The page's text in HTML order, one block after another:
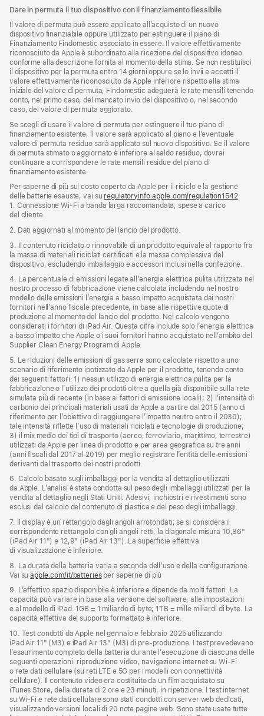
Dare in permuta il tuo dispositivo con il finanziamento flessibile
Il valore di permuta può essere applicato all’acquisto di un nuovo
dispositivo finanziabile oppure utilizzato per estinguere il piano di
Finanziamento Findomestic associato in essere. Il valore effettivamente
riconosciuto da Apple è subordinato alla ricezione del dispositivo idoneo
conforme alla descrizione fornita al momento della stima. Se non restituisci
il dispositivo per la permuta entro 14 giorni oppure se lo invii e accetti il
valore effettivamente riconosciuto da Apple inferiore rispetto alla stima
iniziale del valore di permuta, Findomestic adeguerà le rate mensili tenendo
conto, nel primo caso, del mancato invio del dispositivo o, nel secondo
caso, del valore di permuta aggiorato.
Se scegli di usare il valore di permuta per estinguere il tuo piano di
finanziamento esistente, il valore sarà applicato al piano e l’eventuale
valore di permuta residuo sarà applicato sul nuovo dispositivo. Se il valore
di permuta stimato o aggiornato è inferiore al saldo residuo, dovrai
continuare a corrispondere le rate mensili residue del piano di
finanziamento esistente.
Per saperne di più sul costo coperto da Apple per il riciclo e la gestione
delle batterie esauste, vai su regulatoryinfo.apple.com/regulation1542(si
1. Connessione Wi‑Fi a banda larga raccomandata; spese a carico
del cliente.
2. Dati aggiornati al momento del lancio del prodotto.
3. Il contenuto riciclato o rinnovabile di un prodotto equivale al rapporto fra
la massa di materiali riciclati certificati e la massa complessiva del
dispositivo, escludendo imballaggio e accessori inclusi nella confezione.
4. La percentuale di emissioni legate all’energia elettrica pulita utilizzata nel
nostro processo di fabbricazione viene calcolata includendo nel nostro
modello delle emissioni l’energia a basso impatto acquistata dai nostri
fornitori nell’anno fiscale precedente, in base alle rispettive quote di
produzione al momento del lancio del prodotto. Nel calcolo vengono
considerati i fornitori di iPad Air. Questa cifra include solo l’energia elettrica
a basso impatto che Apple o i suoi fornitori hanno acquistato nell’ambito del
Supplier Clean Energy Program di Apple.
5. Le riduzioni delle emissioni di gas serra sono calcolate rispetto a uno
scenario di riferimento ipotizzato da Apple per il prodotto, tenendo conto
dei seguenti fattori: 1) nessun utilizzo di energia elettrica pulita per la
fabbricazione o l’utilizzo dei prodotti oltre a quella già disponibile sulla rete
simulata più di recente (in base ai fattori di emissione locali); 2) l’intensità di
carbonio dei principali materiali usati da Apple a partire dal 2015 (anno di
riferimento per l’obiettivo di raggiungere l’impatto neutro entro il 2030);
tale intensità riflette l’uso di materiali riciclati e tecnologie di produzione;
3) il mix medio dei tipi di trasporto (aereo, ferroviario, marittimo, terrestre)
utilizzati da Apple per linea di prodotto e per area geografica su tre anni
(anni fiscali dal 2017 al 2019) per meglio registrare l’entità delle emissioni
derivanti dal trasporto dei nostri prodotti.
6. Calcolo basato sugli imballaggi per la vendita al dettaglio utilizzati
da Apple. L’analisi è stata condotta sul peso degli imballaggi utilizzati per la
vendita al dettaglio negli Stati Uniti. Adesivi, inchiostri e rivestimenti sono
esclusi dal calcolo del contenuto di plastica e del peso degli imballaggi.
7. Il display è un rettangolo dagli angoli arrotondati; se si considera il
corrispondente rettangolo con gli angoli retti, la diagonale misura 10,86"
(iPad Air 11") e 12,9" (iPad Air 13"). La superficie effettiva
di visualizzazione è inferiore.
8. La durata della batteria varia a seconda dell’uso e della configurazione.
Vai suapple.com/it/batteriesper saperne di più
9. L’effettivo spazio disponibile è inferiore e dipende da molti fattori. La
capacità può variare in base alla versione del software, alle impostazioni
e al modello di iPad. 1GB = 1 miliardo di byte; 1TB = mille miliardi di byte. La
capacità effettiva del supporto formattato è inferiore.
10. Test condotti da Apple nel gennaio e febbraio 2025 utilizzando
iPad Air 11" (M3) e iPad Air 13" (M3) di pre‑produzione. I test prevedevano
l’esaurimento completo della batteria durante l’esecuzione di ciascuna delle
seguenti operazioni: riproduzione video, navigazione internet su Wi‑Fi
o rete dati cellulare (su reti LTE e 5G per i modelli con connettività
cellulare). Il contenuto video era costituito da un film acquistato su
iTunes Store, della durata di 2 ore e 23 minuti, in ripetizione. I test internet
su Wi‑Fi e rete dati cellulare sono stati condotti con server web dedicati,
visualizzando versioni locali di 20 note pagine web. Sono state usate tutte